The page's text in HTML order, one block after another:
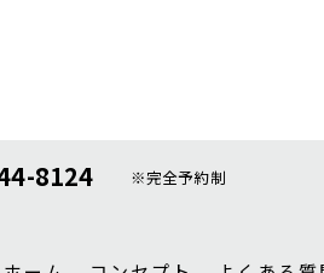
8124 ※完全予約制